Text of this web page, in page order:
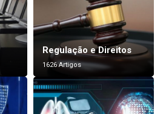
Regulação e Direitos
1626 Artigos